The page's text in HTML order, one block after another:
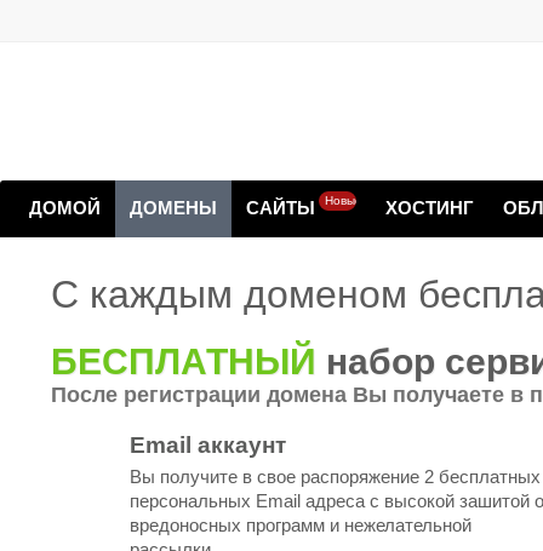
ДОМОЙ ДОМЕНЫ САЙТЫ Новые ХОСТИНГ
С каждым доменом
БЕСПЛАТНЫЙ набор
После регистрации домена Вы получаете в
Email аккаунт
Вы получите в свое распоряжение 2 бесплатных
персональных Email адреса с высокой зашитой
вредоносных программ и нежелательной